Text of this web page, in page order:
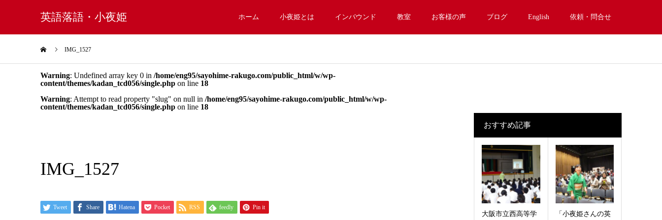
英語落語・小夜姫 ホーム 小夜姫とは インバウンド 教室 お客様の声 ブログ English 依頼・問合せ
IMG_1527
Warning: Undefined array key 0 in /home/eng95/sayohime-rakugo.com/public_html/w/wp-
content/themes/kadan_tcd056/single.php on line 18
Warning: Attempt to read property "slug" on null in /home/eng95/sayohime-rakugo.com/public_html/w/wp-
content/themes/kadan_tcd056/single.php on line 18
IMG_1527
Tweet Share Hatena Pocket RSS feedly Pin it
おすすめ記事
大阪市立西高等学
「小夜姫さんの英